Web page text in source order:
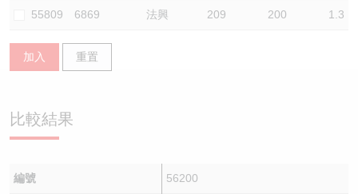
55809 6869 法興 209 200 1.3
加入 重置
比較結果
編號 56200
認股證/牛熊證日誌
認股證文件及公告 (瑞信)
牛熊證到期結算價查詢
牛熊證速算機
中資ETFs溢價比較
即市板塊表現